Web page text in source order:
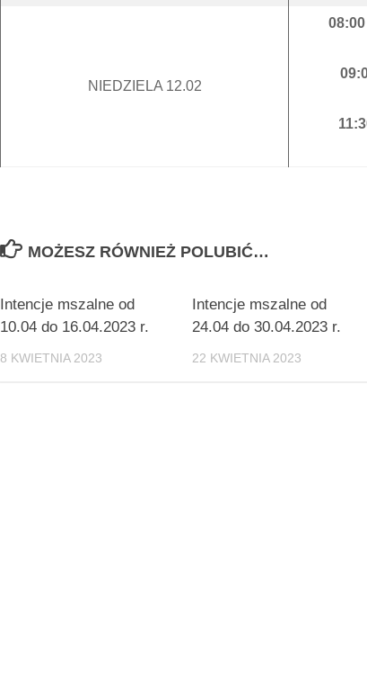
NIEDZIELA 12.02
08:00
MOŻESZ RÓWNIEŻ POLUBIĆ…
Intencje mszalne od
10.04 do 16.04.2023 r.
8 KWIETNIA 2023
Intencje mszalne od
24.04 do 30.04.2023 r.
22 KWIETNIA 2023